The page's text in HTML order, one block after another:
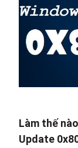
Làm thế
Update